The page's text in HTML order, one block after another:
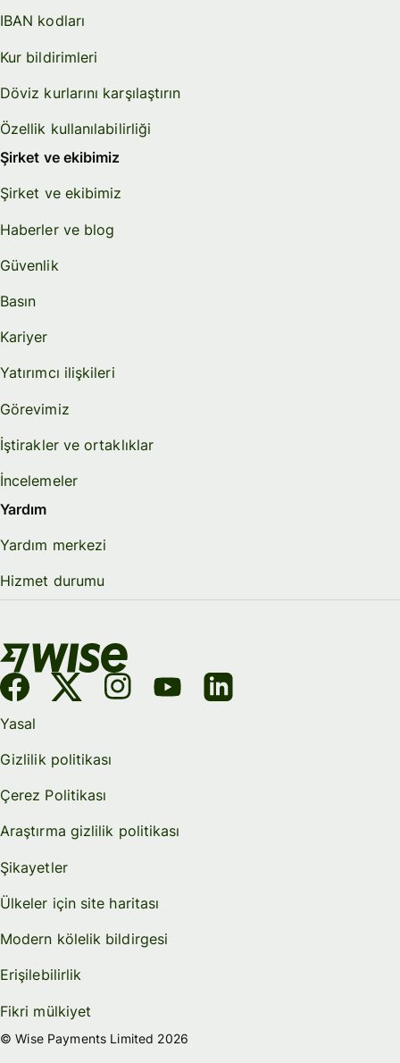
IBAN kodları
Kur bildirimleri
Döviz kurlarını karşılaştırın
Özellik kullanılabilirliği
Şirket ve ekibimiz
Şirket ve ekibimiz
Haberler ve blog
Güvenlik
Basın
Kariyer
Yatırımcı ilişkileri
Görevimiz
İştirakler ve ortaklıklar
İncelemeler
Yardım
Yardım merkezi
Hizmet durumu
Yasal
Gizlilik politikası
Çerez Politikası
Araştırma gizlilik politikası
Şikayetler
Ülkeler için site haritası
Modern kölelik bildirgesi
Erişilebilirlik
Fikri mülkiyet
© Wise Payments Limited 2026